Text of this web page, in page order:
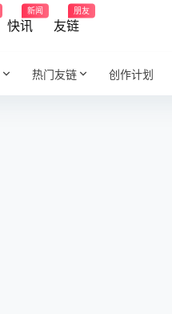
快讯
新闻
友链
朋友
热门友链 创作计划